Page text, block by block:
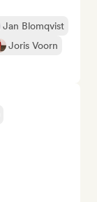
Jan Blomqvist
Joris Voorn